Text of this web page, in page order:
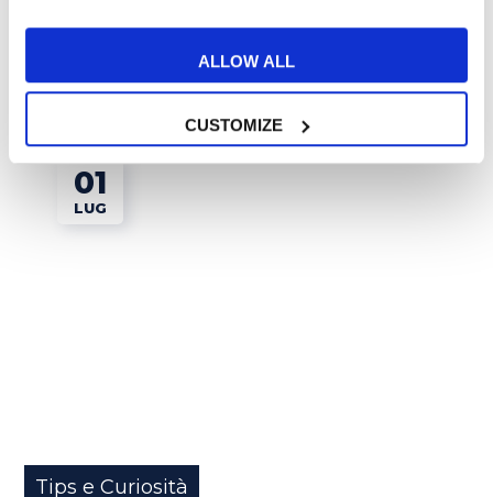
ALLOW ALL
CUSTOMIZE
01
LUG
Tips e Curiosità